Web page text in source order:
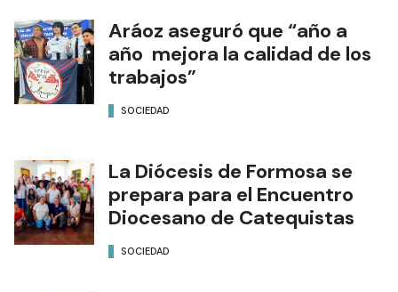
Aráoz aseguró que “año a
año mejora la calidad de los
trabajos”
SOCIEDAD
La Diócesis de Formosa se
prepara para el Encuentro
Diocesano de Catequistas
SOCIEDAD